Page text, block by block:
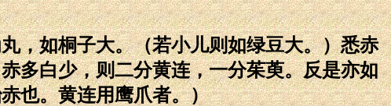
如桐子大。（若小儿则如绿豆大。）悉赤
多白少，则二分黄连，一分茱萸。反是亦如
也。黄连用鹰爪者。）